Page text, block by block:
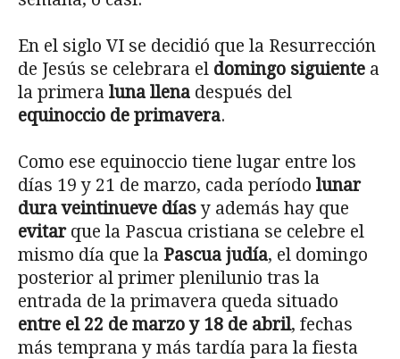
En el siglo VI se decidió que la Resurrección
de Jesús se celebrara el domingo siguiente a
la primera luna llena después del
equinoccio de primavera.
Como ese equinoccio tiene lugar entre los
días 19 y 21 de marzo, cada período lunar
dura veintinueve díasy además hay que
evitarque la Pascua cristiana se celebre el
mismo día que la Pascua judía, el domingo
posterior al primer plenilunio tras la
entrada de la primavera queda situado
entre el 22 de marzo y 18 de abril, fechas
más temprana y más tardía para la fiesta